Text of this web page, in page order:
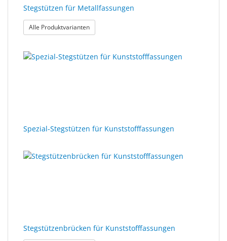
Stegstützen für Metallfassungen
Alle Produktvarianten: Stegstützen für Metallfassungen
Spezial-Stegstützen für Kunststofffassungen
Stegstützenbrücken für Kunststofffassungen